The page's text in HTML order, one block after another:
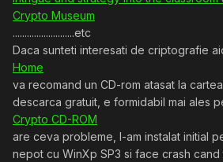
Crypto Museum
..........................etc
Daca sunteti interesati de criptografie
Home
va recomand un CD-rom atasat la
descarca gratuit, e formidabil mai ales
Crypto CD-ROM
are ceva probleme, l-am instalat initial
nepot cu WinXp SP3 si face crash cand